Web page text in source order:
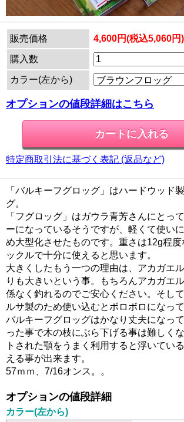
販売価格 4,600円(税込5,060円)
購入数
カラー(左から)
オプションの値段詳細はこちら
特定商取引法に基づく表記 (返品など)
「バルキーフグロッグ」はハードウッド
グ。
「フグロッグ」はガウラ青芳さんにとっ
ーになっているそうですが、軽くて使い
め大型化させたものです。重さは12g程
ックルで十分に使えると思います。
大きくしたもう一つの理由は、アカガエ
りも大きいという事。もちろんアカガエ
係なく釣れるのでご安心ください。そし
ルサ製のため使い込むとボロボロになっ
バルキーフグロッグはかなり丈夫になっ
った事で木の枝にぶら下げる事は難しく
トされた顎をうまく利用すると浮いてい
える事が出来ます。
57ｍｍ、7/16オンス。。
オプションの値段詳細
カラー(左から)